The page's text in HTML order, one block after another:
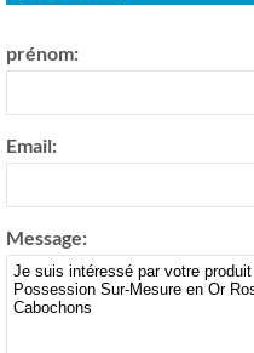
prénom:
Email:
Message: